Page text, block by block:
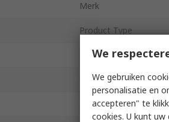
Merk
Product Type
Terminated/
Coaxial Type
Outside Diameter
We
We gebruiken
personalisatie en
accepteren" te
cookies. U kunt